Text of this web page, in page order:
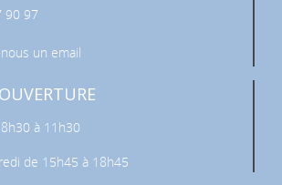
90 97
un email
à 11h30
de 15h45 à 18h45